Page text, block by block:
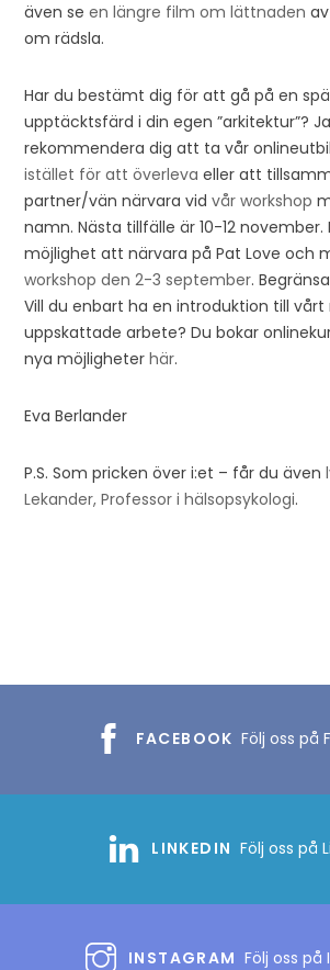
även seen längre film om lättnaden
om rädsla.
Har du bestämt dig för att gå på en
upptäcktsfärd i din egen ”arkitektur”?
rekommendera dig att ta vår
istället för att överleva eller att
partner/vän närvara vidvår workshop
namn. Nästa tillfälle är 10-12 november.
möjlighet att närvara på Pat Love och
workshop den 2-3 september.
Vill du enbart ha en introduktion till
uppskattade arbete? Du bokar
nya möjligheterhär.
Eva Berlander
P.S. Som pricken över i:et – får du även
Lekander, Professor i hälsopsykologi.
FACEBOOK Följ oss på
LINKEDIN Följ oss på
INSTAGRAM Följ oss